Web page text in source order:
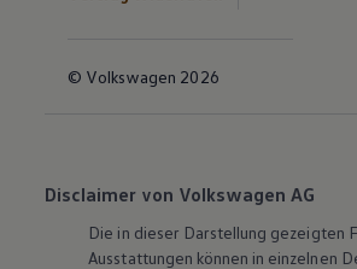
© Volkswagen 2026
Disclaimer von Volkswagen AG
Die in dieser Darstellung gezeigten
Ausstattungen können in einzelnen